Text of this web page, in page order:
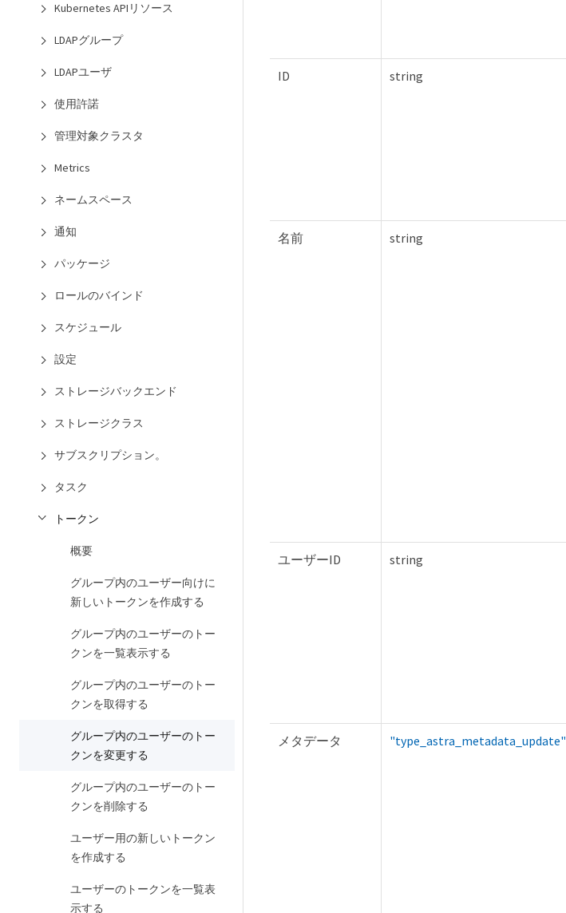
Kubernetes APIリソース
LDAPグループ
LDAPユーザ
使用許諾
管理対象クラスタ
Metrics
ネームスペース
通知
パッケージ
ロールのバインド
スケジュール
設定
ストレージバックエンド
ストレージクラス
サブスクリプション。
タスク
トークン
概要
グループ内のユーザー向けに
新しいトークンを作成する
グループ内のユーザーのトー
クンを一覧表示する
グループ内のユーザーのトー
クンを取得する
グループ内のユーザーのトー
クンを変更する
グループ内のユーザーのトー
クンを削除する
ユーザー用の新しいトークン
を作成する
ユーザーのトークンを一覧表
示する
ID string
名前 string
ユーザーID string
メタデータ "type_astra_metadata_update"